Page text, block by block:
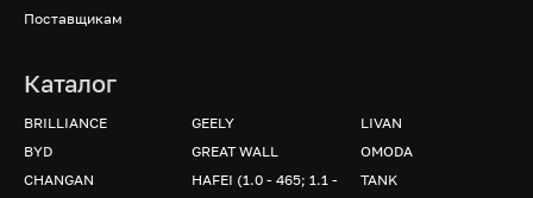
Поставщикам
Каталог
BRILLIANCE
BYD
CHANGAN
GEELY
GREAT WALL
HAFEI (1.0 - 465; 1.1 -
LIVAN
OMODA
TANK